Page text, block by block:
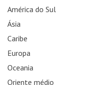
América do Sul
Ásia
Caribe
Europa
Oceania
Oriente médio